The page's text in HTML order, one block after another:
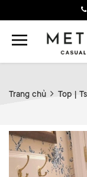
Trang chủ Top |